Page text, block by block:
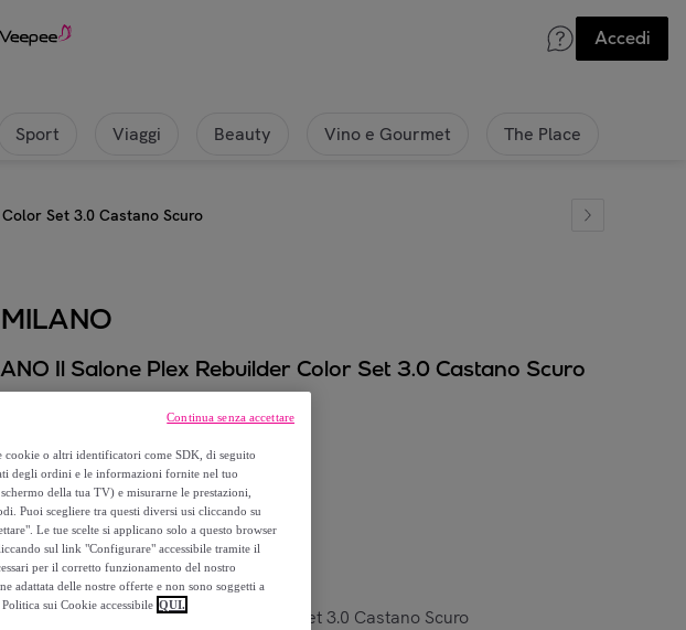
Accedi
Sport Viaggi Beauty Vino e Gourmet The Place
Color Set 3.0 Castano Scuro
Il Salone Plex Rebuilder Color Set 3.0 Castano Scuro
MILANO Il Salone Plex Rebuilder Color Set 3.0 Castano Scuro
cookie o altri identificatori come SDK, di seguito
degli ordini e le informazioni fornite nel tuo
della tua TV) e misurarne le prestazioni,
Puoi scegliere tra questi diversi usi cliccando su
Le tue scelte si applicano solo a questo browser
sul link "Configurare" accessibile tramite il
per il corretto funzionamento del nostro
adattata delle nostre offerte e non sono soggetti a
sui Cookie accessibile QUI.
Continua senza accettare